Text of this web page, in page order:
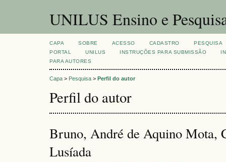
UNILUS Ensino e
CAPA SOBRE ACESSO CADASTRO
PESQUISA
PORTAL
UNILUS INSTRUÇÕES PARA SUBMISSÃO
PARA AUTORES
Capa > Pesquisa > Perfil do autor
Perfil do autor
Bruno, André de Aquino Mota,
Lusíada